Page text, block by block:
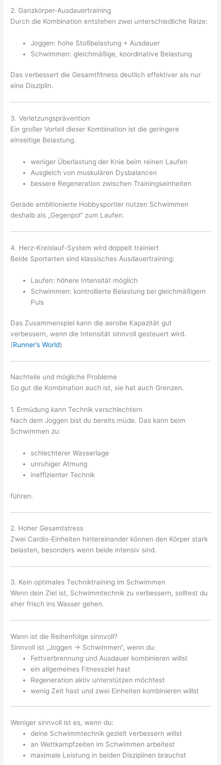
2. Ganzkörper-Ausdauertraining
Durch die Kombination entstehen zwei unterschiedliche Reize:
Joggen: hohe Stoßbelastung + Ausdauer
Schwimmen: gleichmäßige, koordinative Belastung
Das verbessert die Gesamtfitness deutlich effektiver als nur
eine Disziplin.
3. Verletzungsprävention
Ein großer Vorteil dieser Kombination ist die geringere
einseitige Belastung.
weniger Überlastung der Knie beim reinen Laufen
Ausgleich von muskulären Dysbalancen
bessere Regeneration zwischen Trainingseinheiten
Gerade ambitionierte Hobbysportler nutzen Schwimmen
deshalb als „Gegenpol“ zum Laufen.
4. Herz-Kreislauf-System wird doppelt trainiert
Beide Sportarten sind klassisches Ausdauertraining:
Laufen: höhere Intensität möglich
Schwimmen: kontrollierte Belastung bei gleichmäßigem
Puls
Das Zusammenspiel kann die aerobe Kapazität gut
verbessern, wenn die Intensität sinnvoll gesteuert wird.
(Runner’s World)
Nachteile und mögliche Probleme
So gut die Kombination auch ist, sie hat auch Grenzen.
1. Ermüdung kann Technik verschlechtern
Nach dem Joggen bist du bereits müde. Das kann beim
Schwimmen zu:
schlechterer Wasserlage
unruhiger Atmung
ineffizienter Technik
führen.
2. Hoher Gesamtstress
Zwei Cardio-Einheiten hintereinander können den Körper stark
belasten, besonders wenn beide intensiv sind.
3. Kein optimales Techniktraining im Schwimmen
Wenn dein Ziel ist, Schwimmtechnik zu verbessern, solltest du
eher frisch ins Wasser gehen.
Wann ist die Reihenfolge sinnvoll?
Sinnvoll ist „Joggen → Schwimmen“, wenn du:
Fettverbrennung und Ausdauer kombinieren willst
ein allgemeines Fitnessziel hast
Regeneration aktiv unterstützen möchtest
wenig Zeit hast und zwei Einheiten kombinieren willst
Weniger sinnvoll ist es, wenn du:
deine Schwimmtechnik gezielt verbessern willst
an Wettkampfzeiten im Schwimmen arbeitest
maximale Leistung in beiden Disziplinen brauchst